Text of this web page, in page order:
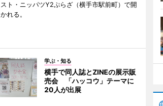
スト・ニッパツY2ぷらざ（横手市駅前町）で開
かれる。
学ぶ・知る
横手で同人誌とZINEの展示販
売会 「ハッコウ」テーマに
20人が出展